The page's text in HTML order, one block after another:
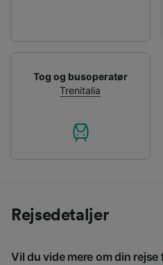
Tog og busoperatør
Trenitalia
Rejsedetaljer
Vil du vide mere om din